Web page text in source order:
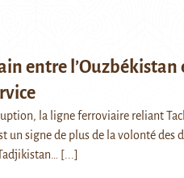
entre
la ligne ferroviaire reliant
un signe de plus de la volonté des
[...]